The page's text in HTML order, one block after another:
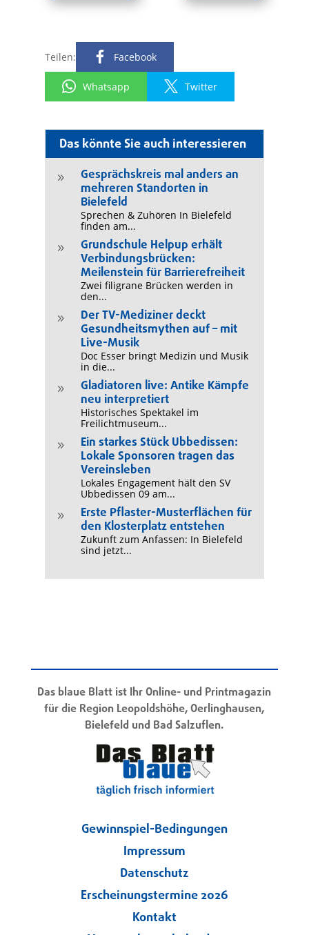
Das könnte Sie auch interessieren
9
Gesprächskreis mal anders an
mehreren Standorten in
Bielefeld
Sprechen & Zuhören In Bielefeld
finden am...
9
Grundschule Helpup erhält
Verbindungsbrücken:
Meilenstein für Barrierefreiheit
Zwei filigrane Brücken werden in
den...
9
Der TV-Mediziner deckt
Gesundheitsmythen auf – mit
Live-Musik
Doc Esser bringt Medizin und Musik
in die...
9
Gladiatoren live: Antike Kämpfe
neu interpretiert
Historisches Spektakel im
Freilichtmuseum...
9
Ein starkes Stück Ubbedissen:
Lokale Sponsoren tragen das
Vereinsleben
Lokales Engagement hält den SV
Ubbedissen 09 am...
9
Erste Pflaster-Musterflächen für
den Klosterplatz entstehen
Zukunft zum Anfassen: In Bielefeld
sind jetzt...
Teilen: Facebook
Whatsapp Twitter
Das blaue Blatt ist Ihr Online- und Printmagazin
für die Region Leopoldshöhe, Oerlinghausen,
Bielefeld und Bad Salzuflen.
Gewinnspiel-Bedingungen
Impressum
Datenschutz
Erscheinungstermine 2026
Kontakt